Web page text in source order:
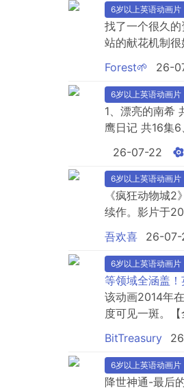
6岁以上英语动画片
找了一个很久
站的献花机制
面分享的。链
线超清观
Forest🌱 26-
6岁以上英语动画片
1、漂亮的南希
鹰日记 共16集
Gulliver's
26-07-22
6岁以上英语动画片
《疯狂动物城
续作。影片于
会寓言，同时
险​​时长​​：约 108
吾欢喜 26-07-
6岁以上英语动画片
等领域全涵盖
该动画2014年
度可见一斑。
2000集视频是
种奇怪的“假如
BitTreasury
6岁以上英语动画片
降世神通-最后